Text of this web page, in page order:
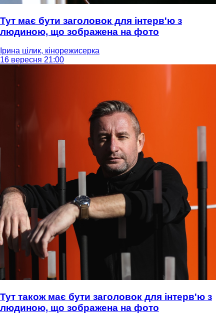
Тут має бути заголовок для інтерв'ю з
людиною, що зображена на фото
Ірина цілик, кінорежисерка
16 вересня 21:00
Тут також має бути заголовок для інтерв'ю з
людиною, що зображена на фото